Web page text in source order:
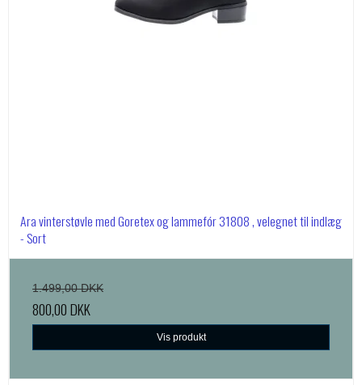
Ara vinterstøvle med Goretex og lammefór 31808 , velegnet til indlæg
- Sort
1.499,00 DKK
800,00 DKK
Vis produkt